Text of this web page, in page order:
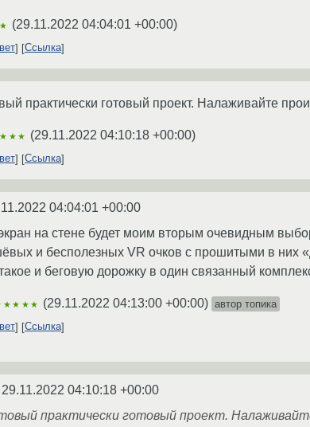
(29.11.2022 04:04:01 +00:00)
Ссылка
практически готовый проект. Налаживайте
(29.11.2022 04:10:18 +00:00)
Ссылка
04:04:01 +00:00
на стене будет моим вторым очевидным
и бесполезных VR очков с прошитыми в них
и беговую дорожку в один связанный
(29.11.2022 04:13:00 +00:00) автор топика
Ссылка
29.11.2022 04:10:18 +00:00
практически готовый проект.